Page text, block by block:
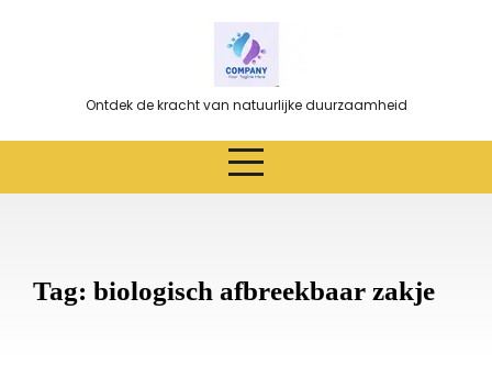
Ontdek de kracht van natuurlijke duurzaamheid
Tag: biologisch afbreekbaar zakje